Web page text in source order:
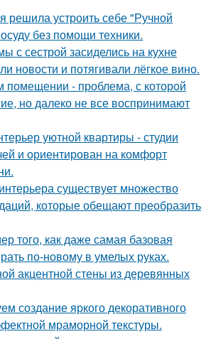
решила устроить себе "Ручной
без помощи техники.
с сестрой засиделись на кухне
новости и потягивали лёгкое вино.
помещении - проблема, с которой
но далеко не все воспринимают
уютной квартиры - студии
и ориентирован на комфорт
существует множество
которые обещают преобразить
того, как даже самая базовая
по-новому в умелых руках.
акцентной стены из деревянных
создание яркого декоративного
мраморной текстуры.